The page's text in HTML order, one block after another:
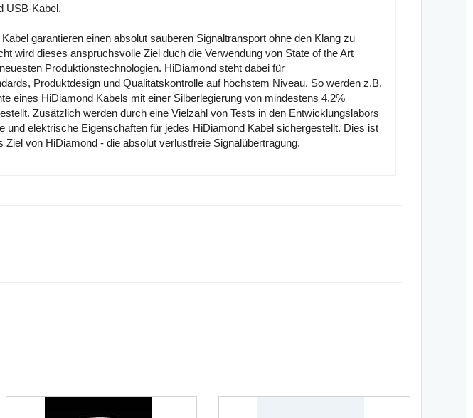
USB-Kabel.
garantieren einen absolut sauberen Signaltransport ohne den Klang zu
wird dieses anspruchsvolle Ziel duch die Verwendung von State of the Art
Produktionstechnologien. HiDiamond steht dabei für
Produktdesign und Qualitätskontrolle auf höchstem Niveau. So werden z.B.
eines HiDiamond Kabels mit einer Silberlegierung von mindestens 4,2%
Zusätzlich werden durch eine Vielzahl von Tests in den Entwicklungslabors
und elektrische Eigenschaften für jedes HiDiamond Kabel sichergestellt. Dies ist
Ziel von HiDiamond - die absolut verlustfreie Signalübertragung.